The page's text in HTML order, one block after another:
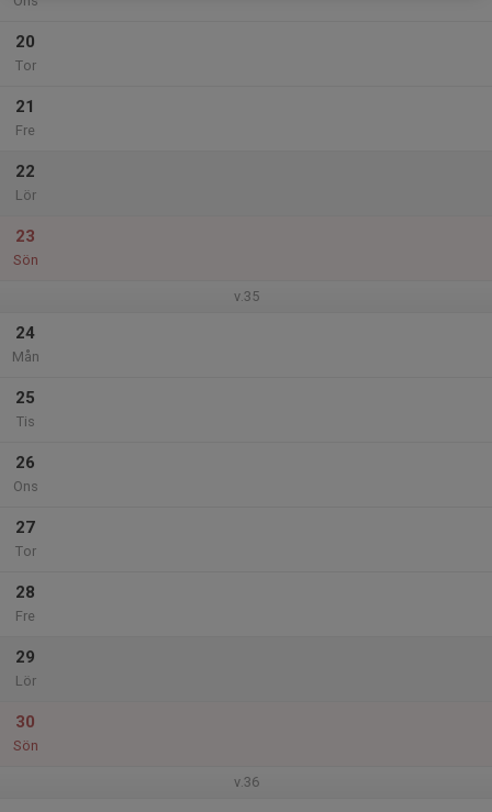
20
Tor
21
Fre
22
Lör
23
Sön
v.35
24
Mån
25
Tis
26
Ons
27
Tor
28
Fre
29
Lör
30
Sön
v.36